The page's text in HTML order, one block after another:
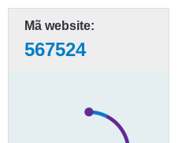
Mã website:
567524